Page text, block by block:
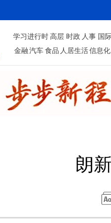
学习进行时 高层 时政 人事 国
金融 汽车 食品 人居生活信息化
朗